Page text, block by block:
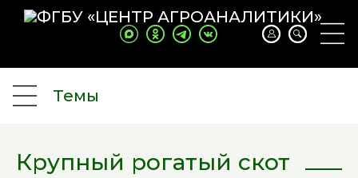
Темы
Крупный рогатый скот